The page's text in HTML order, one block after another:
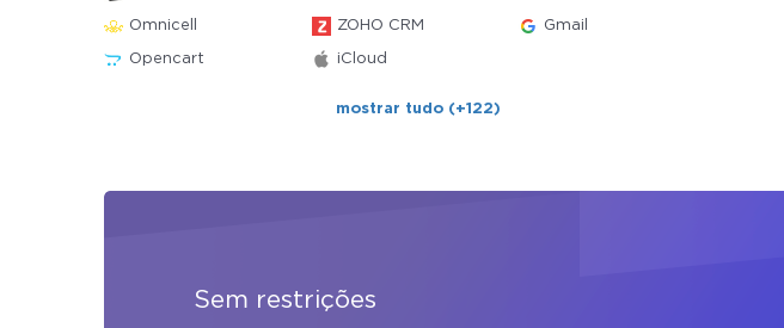
Omnicell ZOHO CRM Gmail
Opencart iCloud
mostrar tudo (+122)
Sem restrições